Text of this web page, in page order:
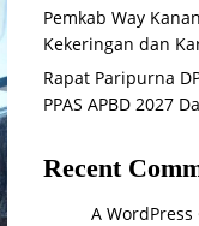
Pemkab Way
Kekeringan dan
Rapat Paripurna
PPAS APBD 2027
Recent
A